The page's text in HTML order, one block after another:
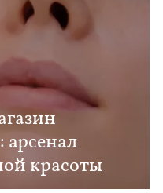
красоты